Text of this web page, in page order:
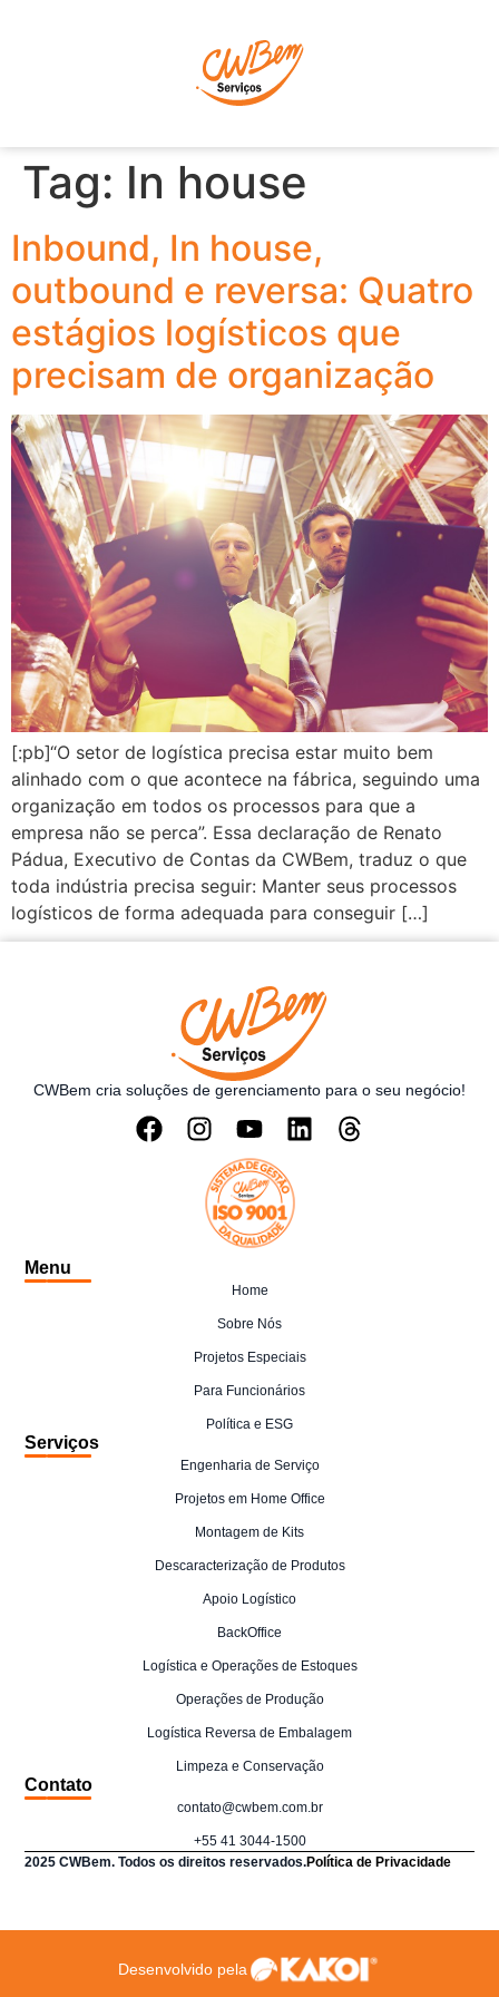
Tag: In house
Inbound, In house,
outbound e reversa: Quatro
estágios logísticos que
precisam de organização
[:pb]“O setor de logística precisa estar muito bem
alinhado com o que acontece na fábrica, seguindo uma
organização em todos os processos para que a
empresa não se perca”. Essa declaração de Renato
Pádua, Executivo de Contas da CWBem, traduz o que
toda indústria precisa seguir: Manter seus processos
logísticos de forma adequada para conseguir […]
CWBem cria soluções de gerenciamento para o seu negócio!
Menu
Home
Sobre Nós
Projetos Especiais
Para Funcionários
Política e ESG
Serviços
Engenharia de Serviço
Projetos em Home Office
Montagem de Kits
Descaracterização de Produtos
Apoio Logístico
BackOffice
Logística e Operações de Estoques
Operações de Produção
Logística Reversa de Embalagem
Limpeza e Conservação
Contato
contato@cwbem.com.br
+55 41 3044-1500
2025 CWBem. Todos os direitos reservados.Política de Privacidade
Desenvolvido pela